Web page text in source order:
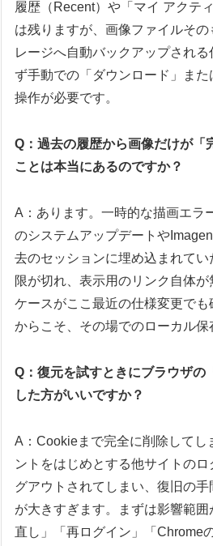
履歴（Recent）や「マイ アクテ
は残りますが、画像ファイルその
レージへ自動バックアップされ
ず手動での「ダウンロード」ま
操作が必要です。
Q：過去の履歴から画像だけが「
ことは本当にあるのですか？
A：あります。一時的な描画エラ
のシステムアップデートや
去のセッションに埋め込まれて
限が切れ、表示用のリンク自体
ケースがここ最近の仕様変更で
からこそ、その場でのローカル保
Q：復元を試すときにブラウザ
した方がいいですか？
A：Cookieまで完全に削除してし
ントをはじめとする他サイトの
グアウトされてしまい、復旧の手
が大きすぎます。まずは影響範囲
直し」「再ログイン」「Chrome